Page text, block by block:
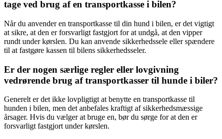
tage ved brug af en transportkasse i bilen?
Når du anvender en transportkasse til din hund i bilen, er det vigtigt
at sikre, at den er forsvarligt fastgjort for at undgå, at den vipper
rundt under kørslen. Du kan anvende sikkerhedssele eller spændere
til at fastgøre kassen til bilens sikkerhedsseler.
Er der nogen særlige regler eller lovgivning
vedrørende brug af transportkasser til hunde i biler?
Generelt er det ikke lovpligtigt at benytte en transportkasse til
hunden i bilen, men det anbefales kraftigt af sikkerhedsmæssige
årsager. Hvis du vælger at bruge en, bør du sørge for at den er
forsvarligt fastgjort under kørslen.